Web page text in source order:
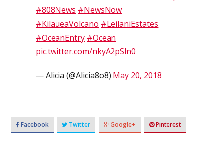
#808News #NewsNow
#KilaueaVolcano #LeilaniEstates
#OceanEntry #Ocean
pic.twitter.com/nkyA2pSln0
— Alicia (@Alicia8o8) May 20, 2018
Facebook Twitter Google+ Pinterest